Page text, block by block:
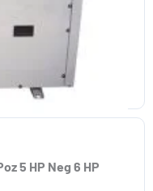
5 HP Neg 6 HP